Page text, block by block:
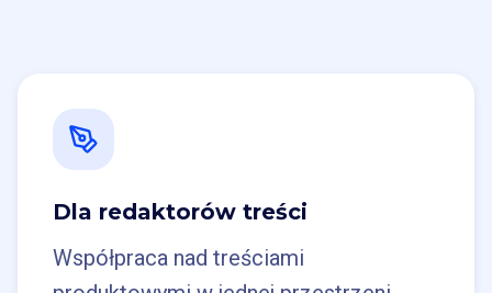
Dla redaktorów treści
Współpraca nad treściami